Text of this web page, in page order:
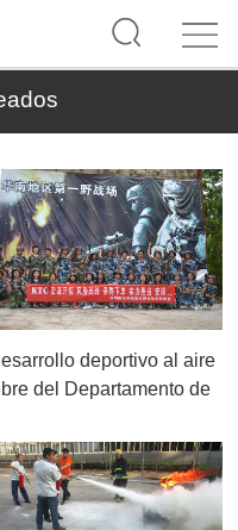
deportivo al aire
del Departamento de